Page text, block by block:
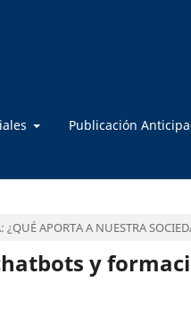
Publicación
APORTA A NUESTRA
y